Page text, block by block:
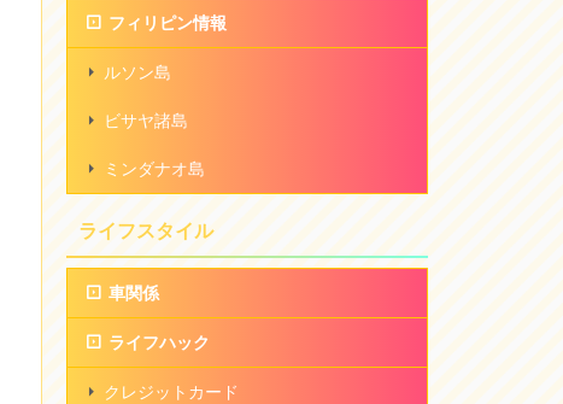
フィリピン情報
ルソン島
ビサヤ諸島
ミンダナオ島
ライフスタイル
車関係
ライフハック
クレジットカード